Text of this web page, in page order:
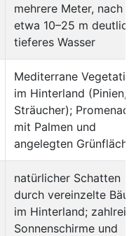
mehrere Meter, nach
etwa 10–25 m deutlich
tieferes Wasser
Mediterrane
im Hinterland (Pinien,
Sträucher); Promenade
mit Palmen und
angelegten
natürlicher Schatten
durch vereinzelte
im Hinterland;
Sonnenschirme und